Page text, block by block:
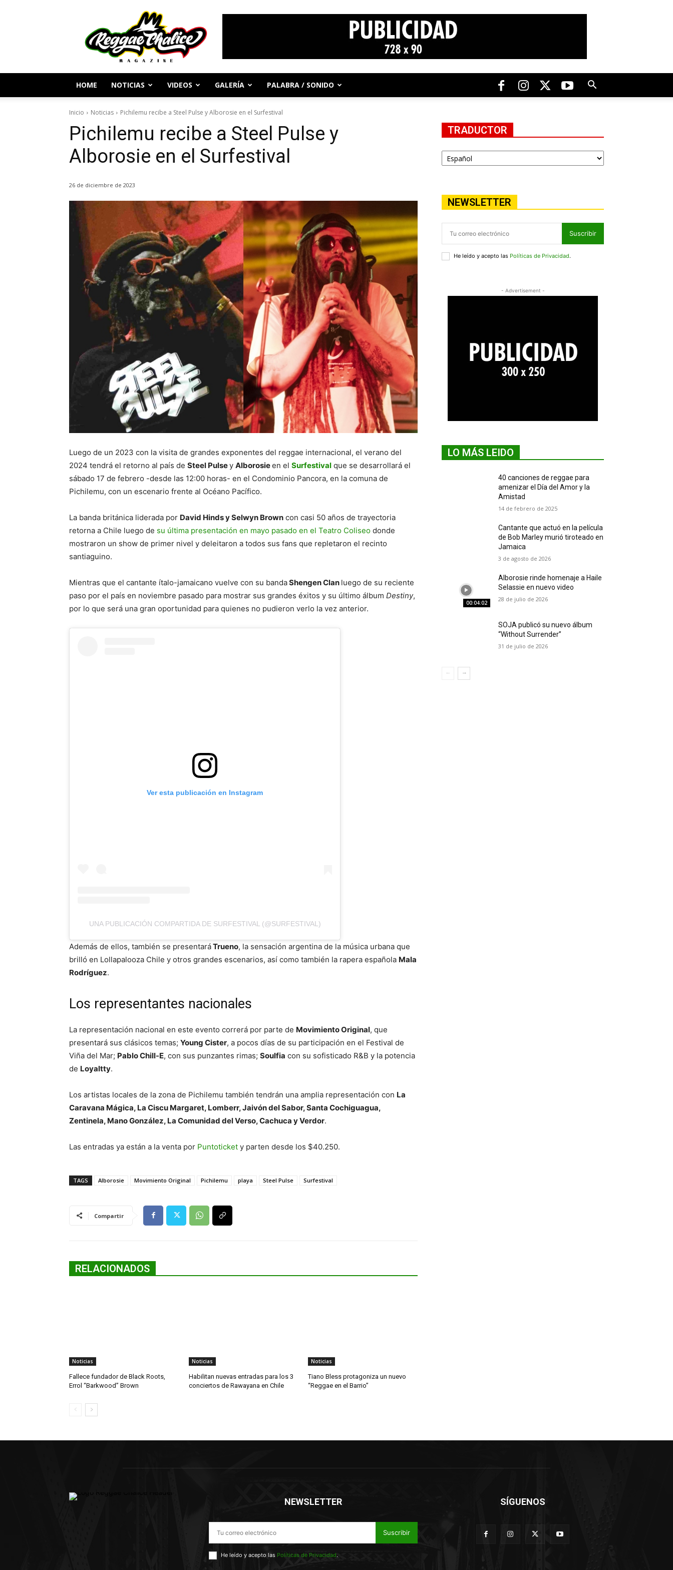
Periodismo
y
Cultura
Reggae
HOME NOTICIAS VIDEOS GALERÍA PALABRA / SONIDO
Inicio Noticias Pichilemu recibe a Steel Pulse y Alborosie en el Surfestival
Pichilemu recibe a Steel Pulse y
Alborosie en el Surfestival
26 de diciembre de 2023
Luego de un 2023 con la visita de grandes exponentes del reggae internacional, el verano del
2024 tendrá el retorno al país de Steel Pulsey Alborosieen el Surfestival que se desarrollará el
sábado 17 de febrero -desde las 12:00 horas- en el Condominio Pancora, en la comuna de
Pichilemu, con un escenario frente al Océano Pacífico.
La banda británica liderada por David Hinds y Selwyn Brown con casi 50 años de trayectoria
retorna a Chile luego de su última presentación en mayo pasado en el Teatro Coliseo donde
mostraron un show de primer nivel y deleitaron a todos sus fans que repletaron el recinto
santiaguino.
Mientras que el cantante ítalo-jamaicano vuelve con su bandaShengen Clan luego de su reciente
paso por el país en noviembre pasado para mostrar sus grandes éxitos y su último álbum Destiny,
por lo que será una gran oportunidad para quienes no pudieron verlo la vez anterior.
Ver esta publicación en Instagram
UNA PUBLICACIÓN COMPARTIDA DE SURFESTIVAL (@SURFESTIVAL)
Además de ellos, también se presentaráTrueno, la sensación argentina de la música urbana que
brilló en Lollapalooza Chile y otros grandes escenarios, así como también la rapera española Mala
Rodríguez.
Los representantes nacionales
La representación nacional en este evento correrá por parte de Movimiento Original, que
presentará sus clásicos temas; Young Cister, a pocos días de su participación en el Festival de
Viña del Mar; Pablo Chill-E, con sus punzantes rimas; Soulfia con su sofisticado R&B y la potencia
de Loyaltty.
Los artistas locales de la zona de Pichilemu también tendrán una amplia representación con La
Caravana Mágica, La Ciscu Margaret, Lomberr, Jaivón del Sabor, Santa Cochiguagua,
Zentinela, Mano González, La Comunidad del Verso, Cachuca y Verdor.
Las entradas ya están a la venta por Puntoticket y parten desde los $40.250.
TAGS Alborosie Movimiento Original Pichilemu playa Steel Pulse Surfestival
Compartir
RELACIONADOS
Noticias
Fallece fundador de Black Roots,
Errol “Barkwood” Brown
Noticias
Habilitan nuevas entradas para los 3
conciertos de Rawayana en Chile
Noticias
Tiano Bless protagoniza un nuevo
“Reggae en el Barrio”
TRADUCTOR
NEWSLETTER
Suscribir
He leído y acepto las Políticas de Privacidad.
- Advertisement -
LO MÁS LEIDO
40 canciones de reggae para
amenizar el Día del Amor y la
Amistad
14 de febrero de 2025
Cantante que actuó en la película
de Bob Marley murió tiroteado en
Jamaica
3 de agosto de 2026
00:04:02
Alborosie rinde homenaje a Haile
Selassie en nuevo video
28 de julio de 2026
SOJA publicó su nuevo álbum
“Without Surrender”
31 de julio de 2026
NEWSLETTER
Suscribir
He leído y acepto las Políticas de Privacidad.
SÍGUENOS